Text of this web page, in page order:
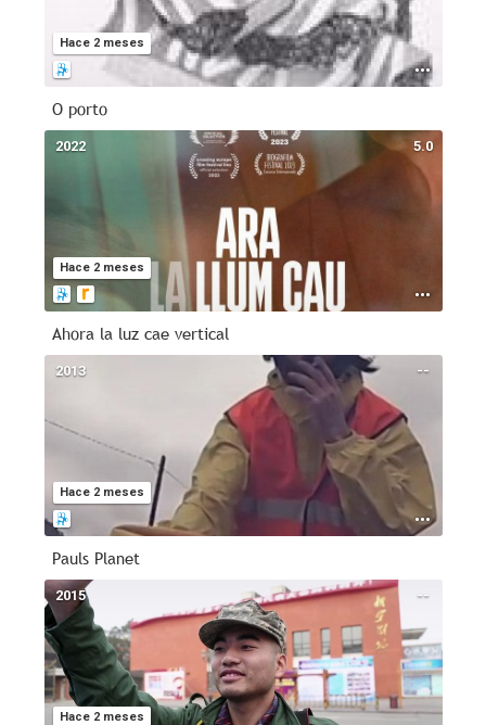
Hace 2 meses
O porto
5.0
Hace 2 meses
2022
Ahora la luz cae vertical
--
Hace 2 meses
2013
Pauls Planet
--
Hace 2 meses
2015